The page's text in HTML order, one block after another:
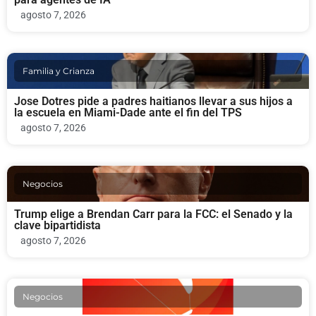
agosto 7, 2026
Familia y Crianza
Jose Dotres pide a padres haitianos llevar a sus hijos a
la escuela en Miami-Dade ante el fin del TPS
agosto 7, 2026
Negocios
Trump elige a Brendan Carr para la FCC: el Senado y la
clave bipartidista
agosto 7, 2026
Negocios